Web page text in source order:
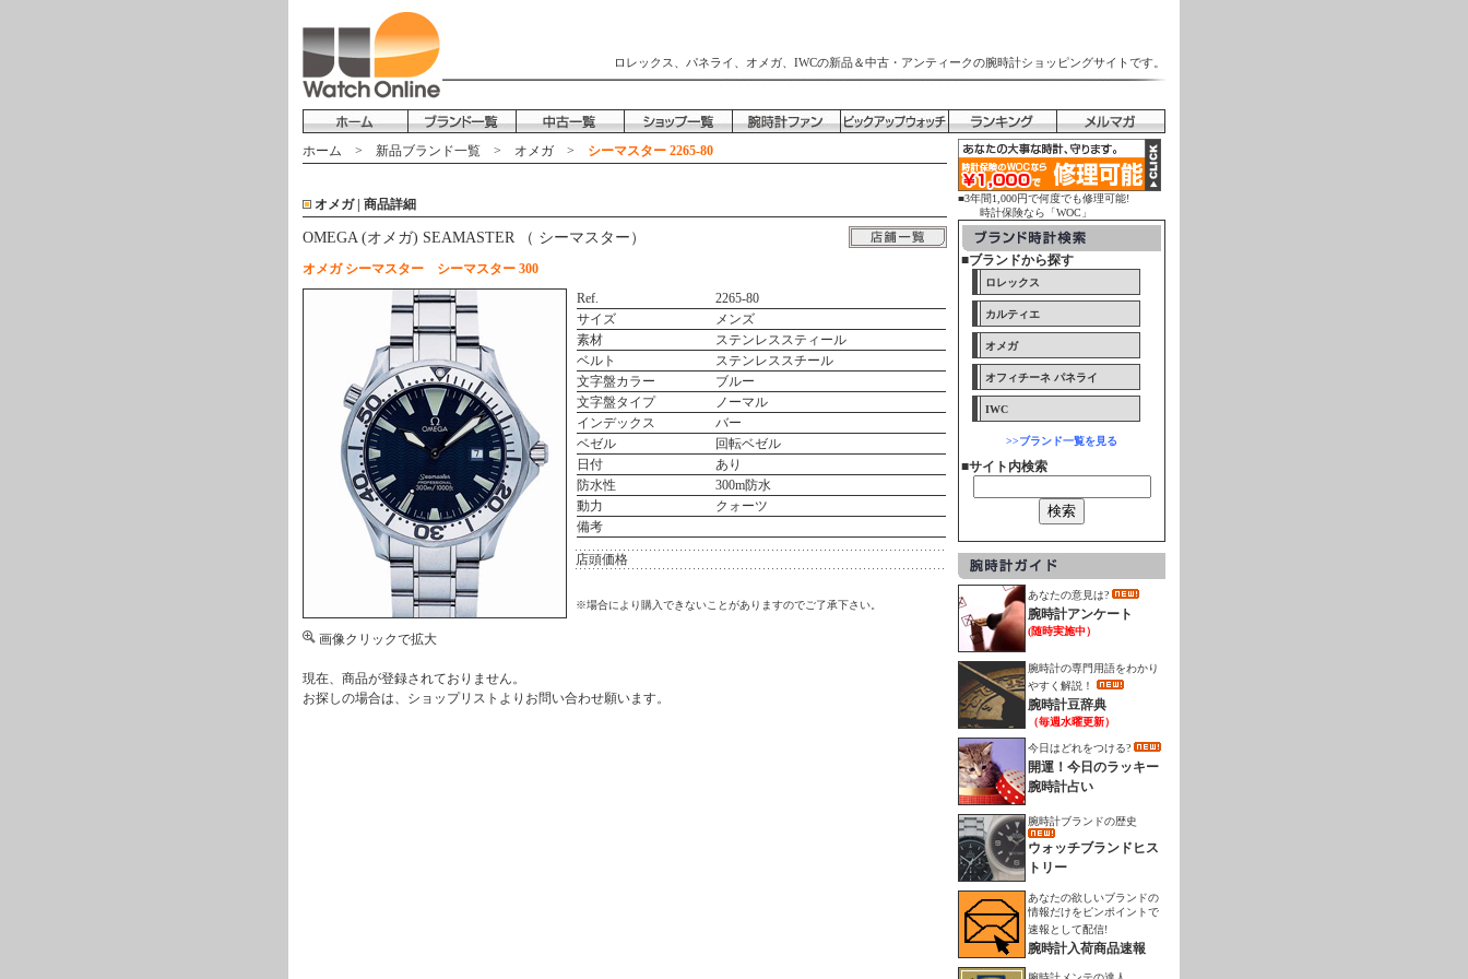
ロレックス、パネライ、オメガ、IWCの新品＆中古・アンティークの腕時計ショッピングサイトです。
ホーム > 新品ブランド一覧 > オメガ > シーマスター 2265-80
オメガ | 商品詳細
OMEGA (オメガ) SEAMASTER （ シーマスター）
オメガ シーマスター シーマスター 300
画像クリックで拡大
Ref.
2265-80
サイズ
メンズ
素材
ステンレススティール
ベルト
ステンレススチール
文字盤カラー
ブルー
文字盤タイプ
ノーマル
インデックス
バー
ベゼル
回転ベゼル
日付
あり
防水性
300m防水
動力
クォーツ
備考
店頭価格
※場合により購入できないことがありますのでご了承下さい。
現在、商品が登録されておりません。
お探しの場合は、 ショップリスト よりお問い合わせ願います。
■3年間1,000円で何度でも修理可能!
時計保険なら「WOC」
■ブランドから探す
ロレックス
カルティエ
オメガ
オフィチーネ パネライ
IWC
>>ブランド一覧を見る
■サイト内検索
あなたの意見は?
腕時計アンケート
(随時実施中）
腕時計の専門用語をわかり
やすく解説！
腕時計豆辞典
（毎週水曜更新）
今日はどれをつける?
開運！今日のラッキー
腕時計占い
腕時計ブランドの歴史
ウォッチブランドヒス
トリー
あなたの欲しいブランドの
情報だけをピンポイントで
速報として配信!
腕時計入荷商品速報